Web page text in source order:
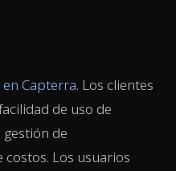
Capterra. Los clientes
de uso de
de
Los usuarios